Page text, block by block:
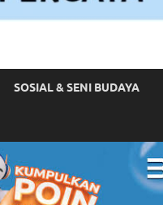
SOSIAL & SENI BUDAYA